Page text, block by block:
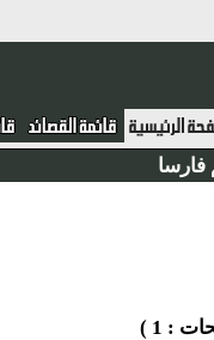
: 1 )